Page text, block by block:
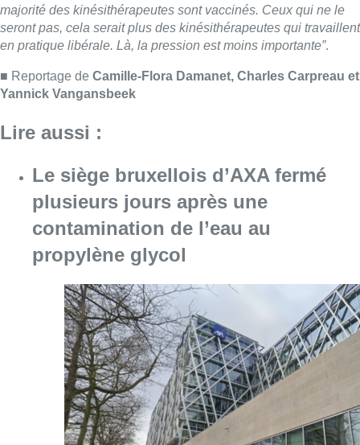
contamination de l’eau au
propylène glycol
05 août 2026Consulter l'article "Le siège bruxellois
Sécheresse : attention aux chutes
de branches en forêt